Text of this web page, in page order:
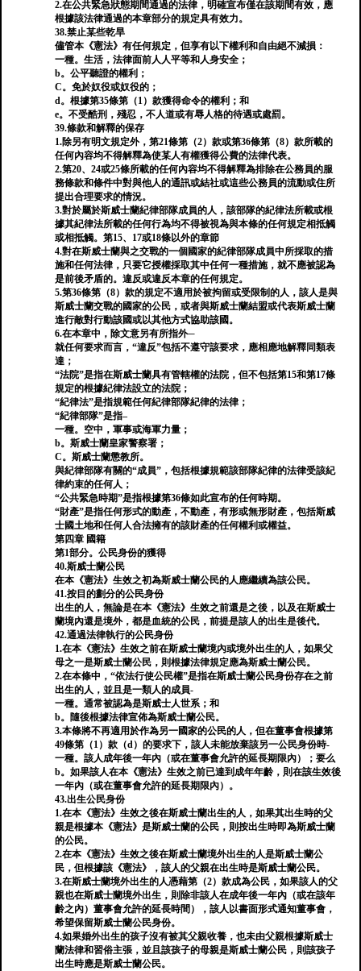
2.在公共緊急狀態期間通過的法律，明確宣布僅在該期間有效，應
根據該法律通過的本章部分的規定具有效力。
38.禁止某些乾旱
儘管本《憲法》有任何規定，但享有以下權利和自由絕不減損：
一種。生活，法律面前人人平等和人身安全；
b。公平聽證的權利；
C。免於奴役或奴役的；
d。根據第35條第（1）款獲得命令的權利；和
e。不受酷刑，殘忍，不人道或有辱人格的待遇或處罰。
39.條款和解釋的保存
1.除另有明文規定外，第21條第（2）款或第36條第（8）款所載的
任何內容均不得解釋為使某人有權獲得公費的法律代表。
2.第20、24或25條所載的任何內容均不得解釋為排除在公務員的服
務條款和條件中對與他人的通訊或結社或這些公務員的流動或住所
提出合理要求的情況。
3.對於屬於斯威士蘭紀律部隊成員的人，該部隊的紀律法所載或根
據其紀律法所載的任何行為均不得被視為與本條的任何規定相抵觸
或相抵觸。第15、17或18條以外的章節
4.對在斯威士蘭與之交戰的一個國家的紀律部隊成員中所採取的措
施和任何法律，只要它授權採取其中任何一種措施，就不應被認為
是前後矛盾的。違反或違反本章的任何規定。
5.第36條第（8）款的規定不適用於被拘留或受限制的人，該人是與
斯威士蘭交戰的國家的公民，或者與斯威士蘭結盟或代表斯威士蘭
進行敵對行動該國或以其他方式協助該國。
6.在本章中，除文意另有所指外─
就任何要求而言，“違反”包括不遵守該要求，應相應地解釋同類表
達；
“法院”是指在斯威士蘭具有管轄權的法院，但不包括第15和第17條
規定的根據紀律法設立的法院；
“紀律法”是指規範任何紀律部隊紀律的法律；
“紀律部隊”是指–
一種。空中，軍事或海軍力量；
b。斯威士蘭皇家警察署；
C。斯威士蘭懲教所。
與紀律部隊有關的“成員”，包括根據規範該部隊紀律的法律受該紀
律約束的任何人；
“公共緊急時期”是指根據第36條如此宣布的任何時期。
“財產”是指任何形式的動產，不動產，有形或無形財產，包括斯威
士國土地和任何人合法擁有的該財產的任何權利或權益。
第四章 國籍
第1部分。公民身份的獲得
40.斯威士蘭公民
在本《憲法》生效之初為斯威士蘭公民的人應繼續為該公民。
41.按目的劃分的公民身份
出生的人，無論是在本《憲法》生效之前還是之後，以及在斯威士
蘭境內還是境外，都是血統的公民，前提是該人的出生是後代。
42.通過法律執行的公民身份
1.在本《憲法》生效之前在斯威士蘭境內或境外出生的人，如果父
母之一是斯威士蘭公民，則根據法律規定應為斯威士蘭公民。
2.在本條中，“依法行使公民權”是指在斯威士蘭公民身份存在之前
出生的人，並且是一類人的成員-
一種。通常被認為是斯威士人世系；和
b。隨後根據法律宣佈為斯威士蘭公民。
3.本條將不再適用於作為另一國家的公民的人，但在董事會根據第
49條第（1）款（d）的要求下，該人未能放棄該另一公民身份時-
一種。該人成年後一年內（或在董事會允許的延長期限內）；要么
b。如果該人在本《憲法》生效之前已達到成年年齡，則在該生效後
一年內（或在董事會允許的延長期限內）。
43.出生公民身份
1.在本《憲法》生效之後在斯威士蘭出生的人，如果其出生時的父
親是根據本《憲法》是斯威士蘭的公民，則按出生時即為斯威士蘭
的公民。
2.在本《憲法》生效之後在斯威士蘭境外出生的人是斯威士蘭公
民，但根據該《憲法》，該人的父親在出生時是斯威士蘭公民。
3.在斯威士蘭境外出生的人憑藉第（2）款成為公民，如果該人的父
親也在斯威士蘭境外出生，則除非該人在成年後一年內（或在該年
齡之內）董事會允許的延長時間），該人以書面形式通知董事會，
希望保留斯威士蘭公民身份。
4.如果婚外出生的孩子沒有被其父親收養，也未由父親根據斯威士
蘭法律和習俗主張，並且該孩子的母親是斯威士蘭公民，則該孩子
出生時應是斯威士蘭公民。